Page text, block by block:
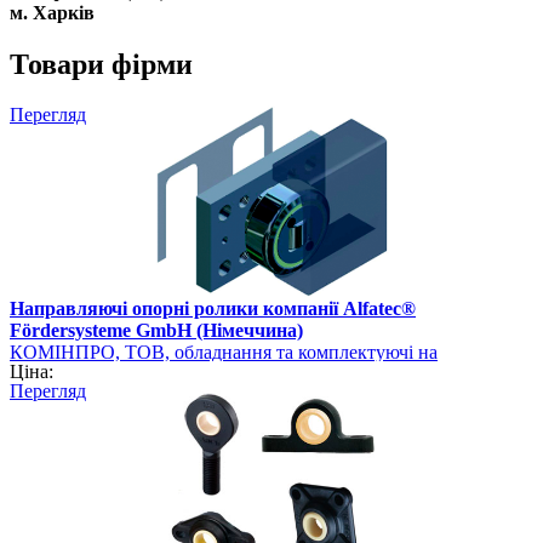
м. Харків
Товари фірми
Перегляд
Направляючі опорні ролики компанії Alfatec®
Fördersysteme GmbH (Німеччина)
КОМІНПРО, ТОВ, обладнання та комплектуючі на
промисловому ринку України
Ціна:
Перегляд